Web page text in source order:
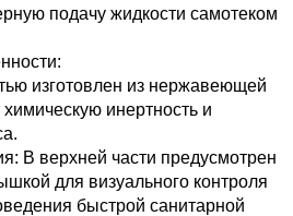
подачу жидкости самотеком
изготовлен из нержавеющей
химическую инертность и
В верхней части предусмотрен
для визуального контроля
быстрой санитарной